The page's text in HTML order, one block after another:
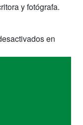
y fotógrafa.
en